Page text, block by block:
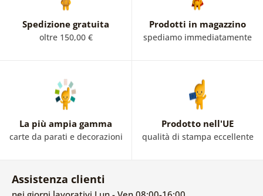
Spedizione gratuita
oltre 150,00 €
Prodotti in magazzino
spediamo immediatamente
La più ampia gamma
carte da parati e decorazioni
Prodotto nell'UE
qualità di stampa eccellente
Assistenza clienti